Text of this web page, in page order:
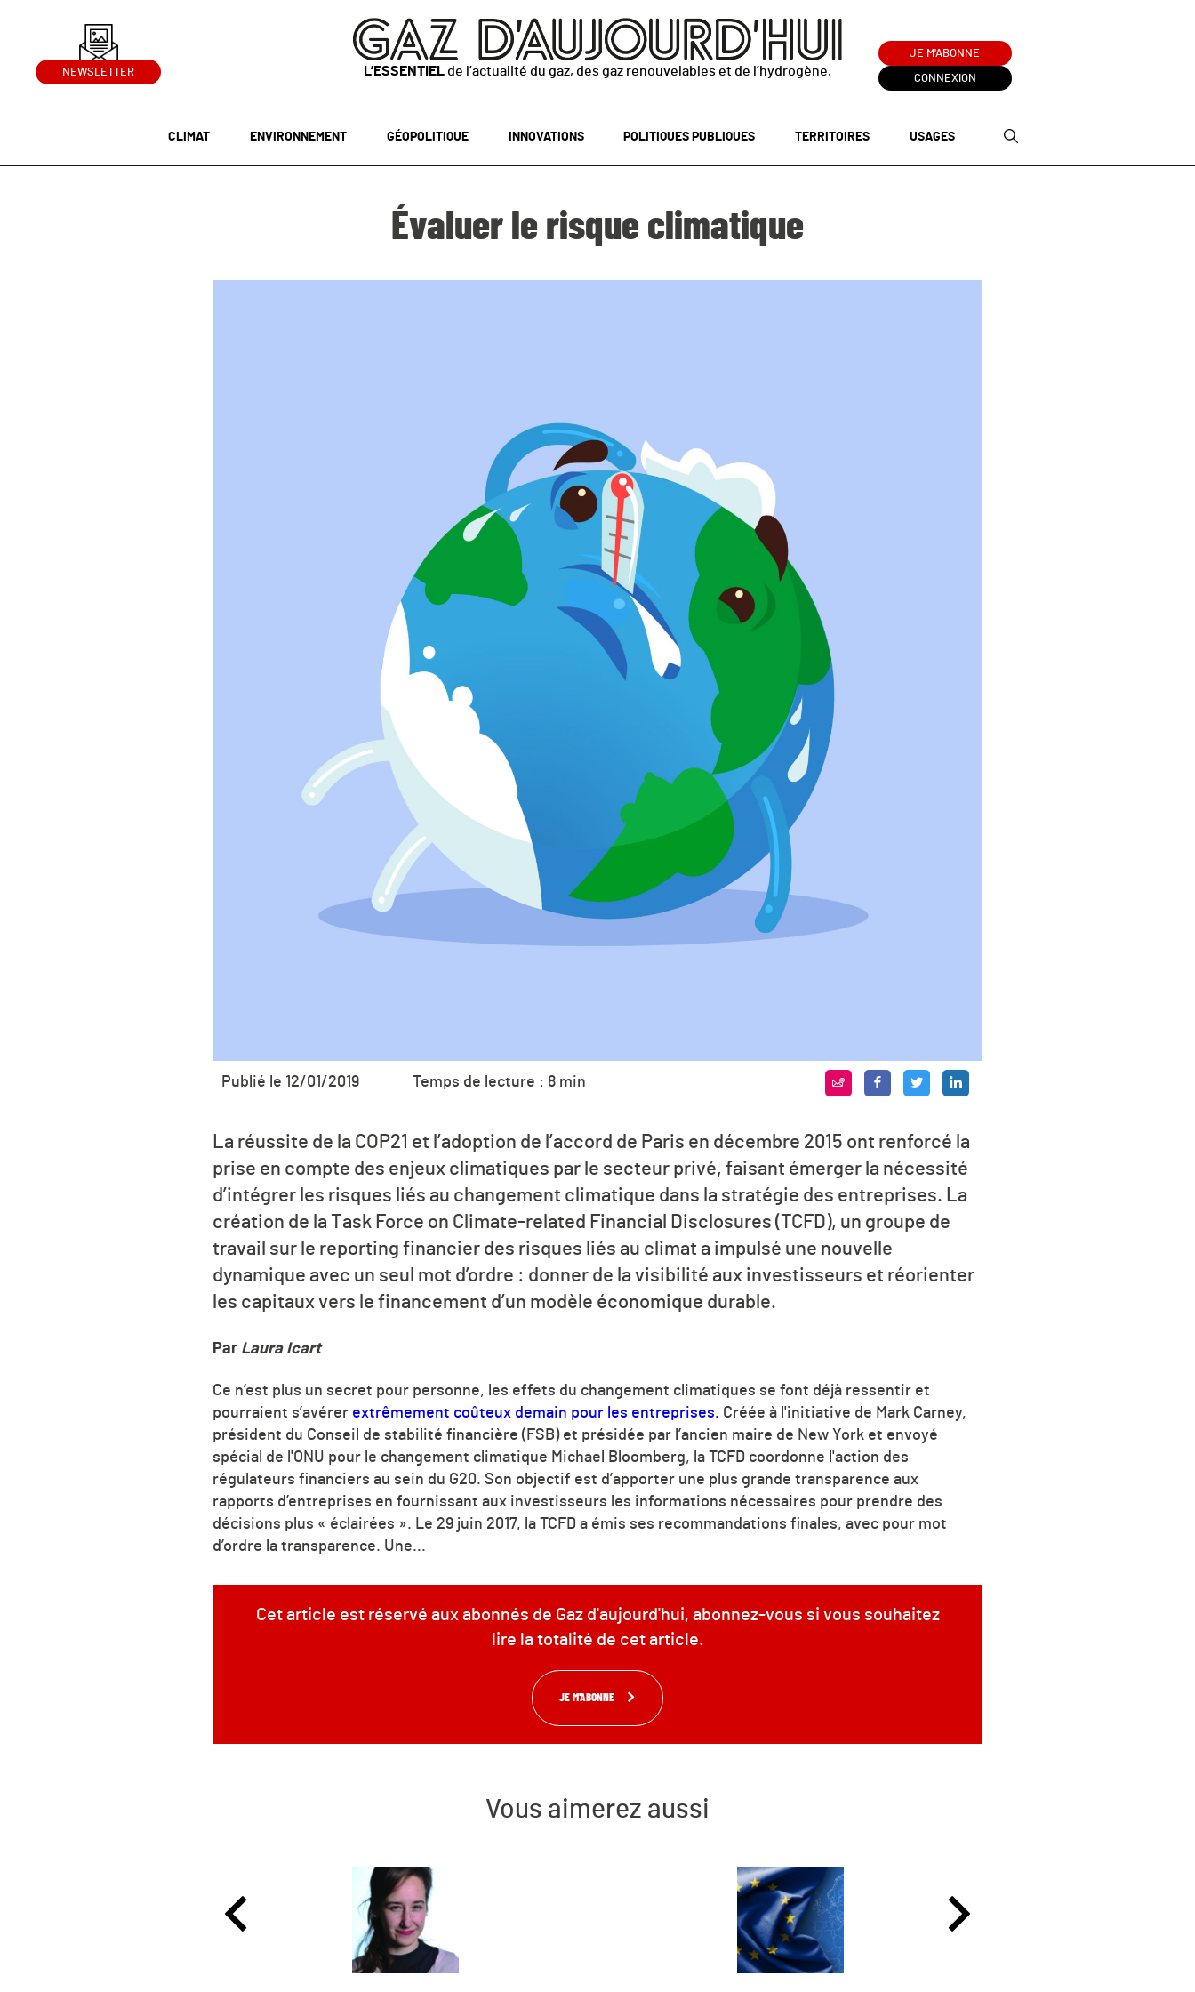
NEWSLETTER L’ESSENTIEL de l’actualité du gaz, des gaz renouvelables et de l’hydrogène.
JE M'ABONNE
CONNEXION
CLIMAT ENVIRONNEMENT GÉOPOLITIQUE INNOVATIONS POLITIQUES PUBLIQUES TERRITOIRES USAGES
Évaluer le risque climatique
Publié le 12/01/2019 Temps de lecture : 8 min
La réussite de la COP21 et l’adoption de l’accord de Paris en décembre 2015 ont renforcé la
prise en compte des enjeux climatiques par le secteur privé, faisant émerger la nécessité
d’intégrer les risques liés au changement climatique dans la stratégie des entreprises. La
création de la Task Force on Climate-related Financial Disclosures (TCFD), un groupe de
travail sur le reporting financier des risques liés au climat a impulsé une nouvelle
dynamique avec un seul mot d’ordre : donner de la visibilité aux investisseurs et réorienter
les capitaux vers le financement d’un modèle économique durable.
Par Laura Icart
Ce n’est plus un secret pour personne, les effets du changement climatiques se font déjà ressentir et
pourraient s’avérer extrêmement coûteux demain pour les entreprises. Créée à l'initiative de Mark Carney,
président du Conseil de stabilité financière (FSB) et présidée par l’ancien maire de New York et envoyé
spécial de l'ONU pour le changement climatique Michael Bloomberg, la TCFD coordonne l'action des
régulateurs financiers au sein du G20. Son objectif est d’apporter une plus grande transparence aux
rapports d’entreprises en fournissant aux investisseurs les informations nécessaires pour prendre des
décisions plus « éclairées ». Le 29 juin 2017, la TCFD a émis ses recommandations finales, avec pour mot
d’ordre la transparence. Une...
Cet article est réservé aux abonnés de Gaz d'aujourd'hui, abonnez-vous si vous souhaitez
lire la totalité de cet article.
JE M'ABONNE
Vous aimerez aussi